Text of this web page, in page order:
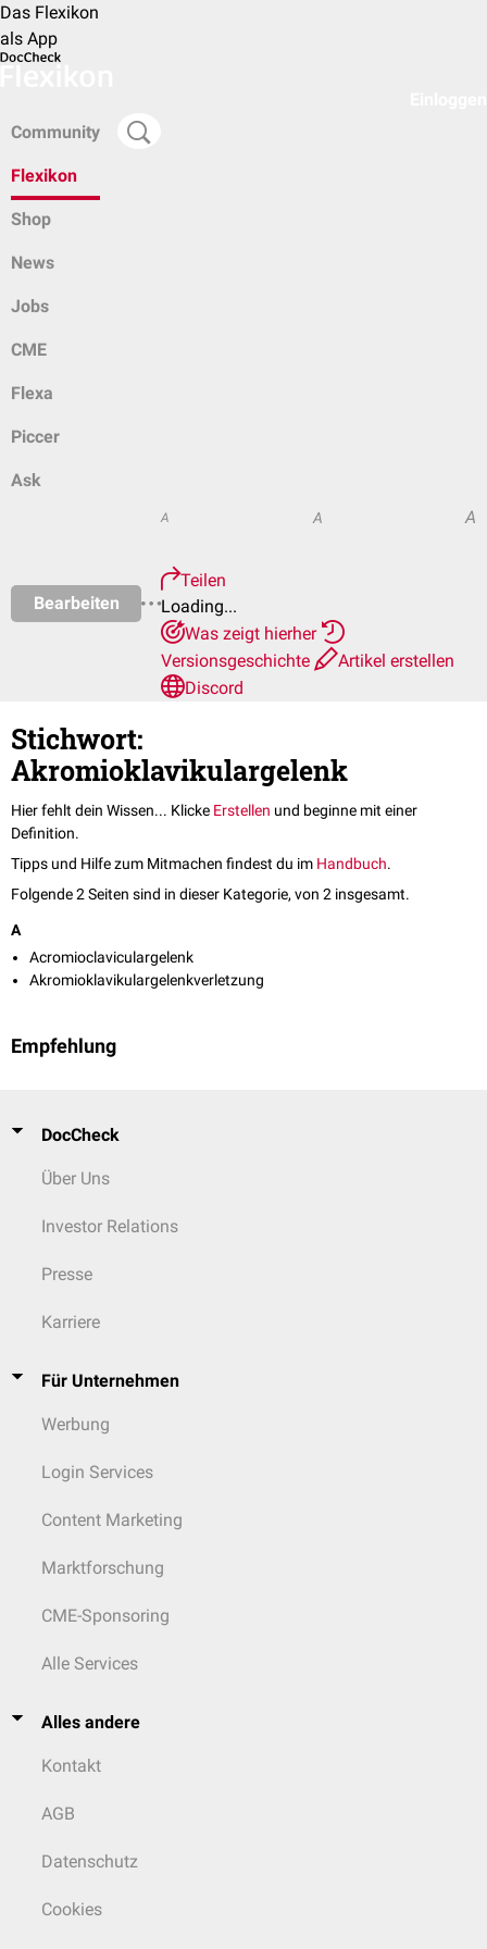
Das Flexikon
als App
Community
Flexikon
Shop
News
Jobs
CME
Flexa
Piccer
Ask
Bearbeiten
A A A
Teilen
Loading...
Was zeigt hierher
Versionsgeschichte
Artikel erstellen
Discord
Stichwort:
Akromioklavikulargelenk
Hier fehlt dein Wissen... Klicke Erstellen und beginne mit einer
Definition.
Tipps und Hilfe zum Mitmachen findest du im Handbuch.
Folgende 2 Seiten sind in dieser Kategorie, von 2 insgesamt.
A
Acromioclaviculargelenk
Akromioklavikulargelenkverletzung
Empfehlung
DocCheck
Über Uns
Investor Relations
Presse
Karriere
Für Unternehmen
Werbung
Login Services
Content Marketing
Marktforschung
CME-Sponsoring
Alle Services
Alles andere
Kontakt
AGB
Datenschutz
Cookies